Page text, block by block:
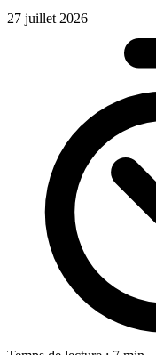
27 juillet 2026